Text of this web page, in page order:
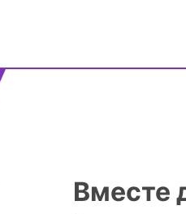
Вместе